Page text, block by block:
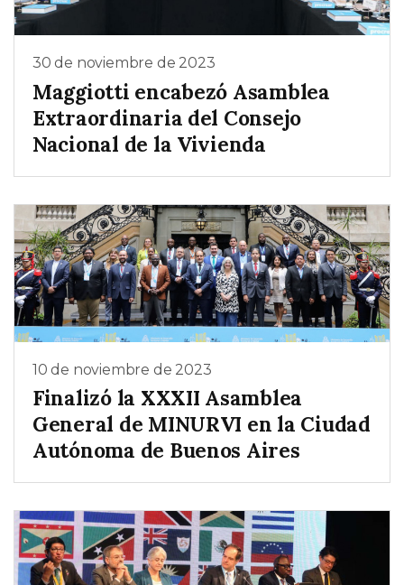
30 de noviembre de 2023
Maggiotti encabezó Asamblea
Extraordinaria del Consejo
Nacional de la Vivienda
10 de noviembre de 2023
Finalizó la XXXII Asamblea
General de MINURVI en la Ciudad
Autónoma de Buenos Aires